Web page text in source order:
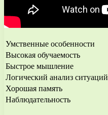
Умственные особенности
Высокая обучаемость
Быстрое мышление
Логический анализ ситуаций
Хорошая память
Наблюдательность